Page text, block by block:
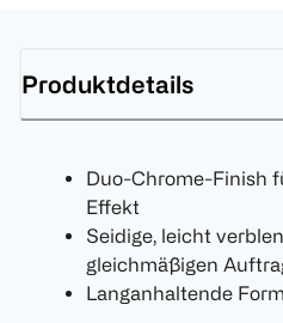
Produktdetails
Duo-Chrome-Finish
Effekt
Seidige, leicht
gleichmäßigen
Langanhaltende